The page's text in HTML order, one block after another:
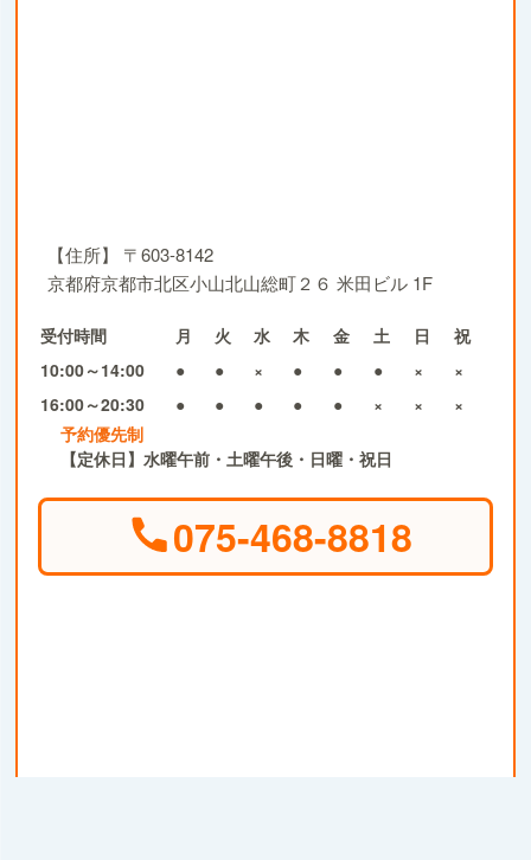
【住所】
〒603-8142
京都府京都市北区小山北山総町２６ 米田ビル 1F
受付時間 月 火 水 木 金 土 日
祝
10:00～14:00
● ● × ● ● ● ×
×
16:00～20:30
● ● ● ● ● × ×
×
予約優先制
【定休日】水曜午前・土曜午後・日曜・祝日
075-468-8818